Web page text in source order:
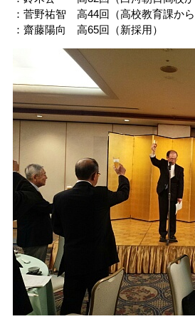
：菅野祐智 高44回（高校教育課か
：齋藤陽向 高65回（新採用）